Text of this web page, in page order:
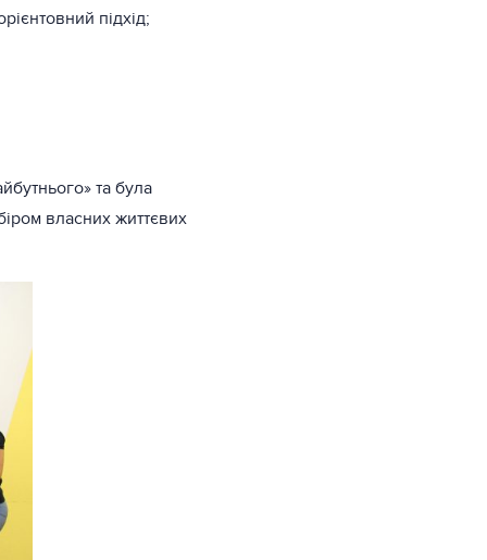
підхід;
та була
власних життєвих